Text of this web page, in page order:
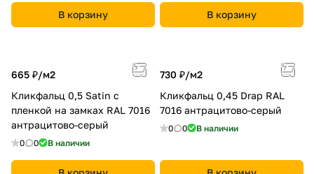
В корзину В корзину
665 ₽/м2
Кликфальц 0,5 Satin с
пленкой на замках RAL 7016
антрацитово-серый
0 0 В наличии
730 ₽/м2
Кликфальц 0,45 Drap RAL
7016 антрацитово-серый
0 0 В наличии